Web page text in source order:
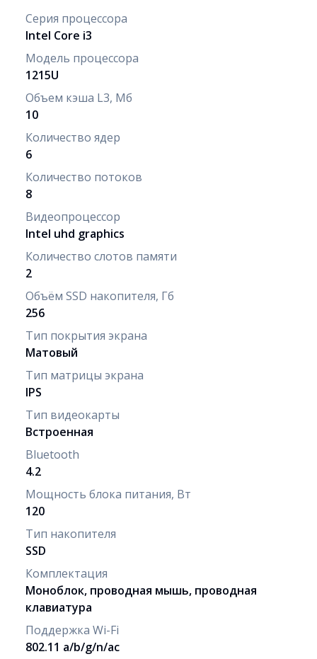
Серия процессора
Intel Core i3
Модель процессора
1215U
Объем кэша L3, Мб
10
Количество ядер
6
Количество потоков
8
Видеопроцессор
Intel uhd graphics
Количество слотов памяти
2
Объём SSD накопителя, Гб
256
Тип покрытия экрана
Матовый
Тип матрицы экрана
IPS
Тип видеокарты
Встроенная
Bluetooth
4.2
Мощность блока питания, Вт
120
Тип накопителя
SSD
Комплектация
Моноблок, проводная мышь, проводная
клавиатура
Поддержка Wi-Fi
802.11 a/b/g/n/ac